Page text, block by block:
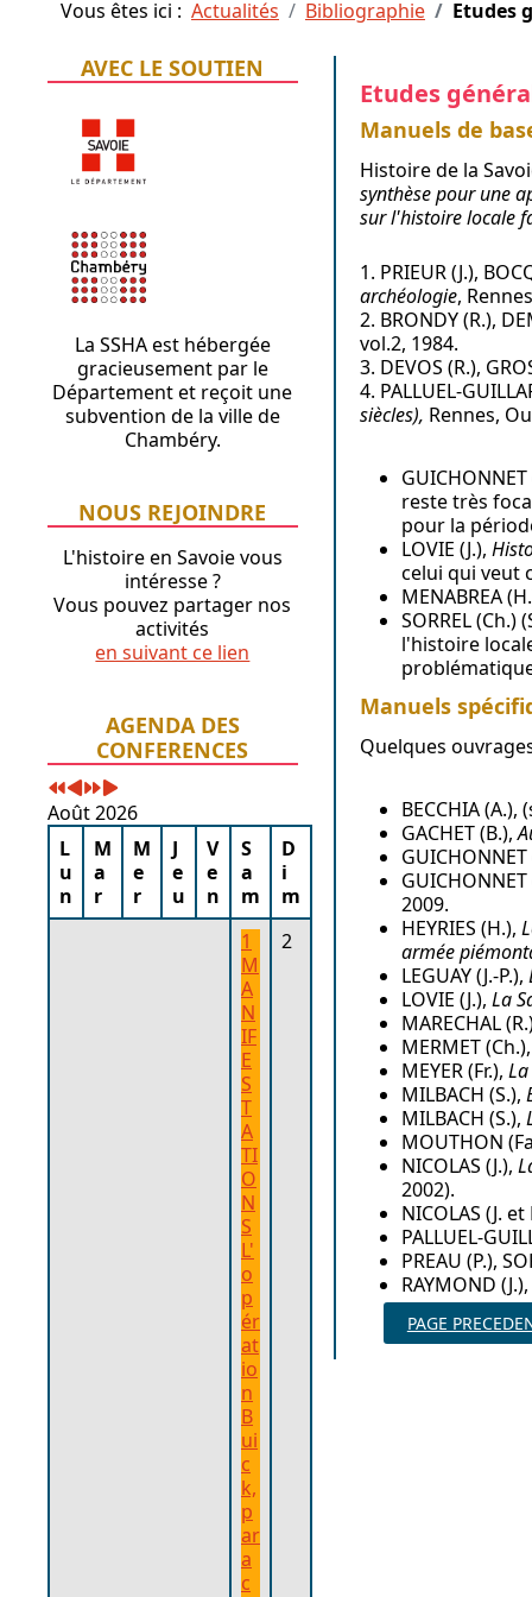
Vous êtes ici : Actualités Bibliographie Etudes
AVEC LE SOUTIEN
La SSHA est hébergée
gracieusement par le
Département et reçoit une
subvention de la ville de
Chambéry.
NOUS REJOINDRE
L'histoire en Savoie vous
intéresse ?
Vous pouvez partager nos
activités
en suivant ce lien
AGENDA DES
CONFERENCES
précédente
précédent
Année
suivante
Mois
suivant
Août 2026
L
u
n
M
a
r
M
e
r
J
e
u
V
e
n
S
a
m
D
i
m
1
M
A
N
IF
E
S
T
A
TI
O
N
S
L'
o
p
ér
at
io
n
B
ui
c
k,
p
ar
a
c
2
Etudes
Manuels de
Histoire de la
synthèse pour une
sur l'histoire locale
1. PRIEUR (J.),
archéologie,
2. BRONDY (R.),
vol.2, 1984.
3. DEVOS (R.),
4. PALLUEL-
siècles), Rennes,
GUICHONNET
reste très
pour la
LOVIE (J.),
celui qui veut
MENABREA
SORREL
l'histoire
Manuels
Quelques
BECCHIA
GACHET (B.),
GUICHONNET
GUICHONNET
2009.
HEYRIES (H.),
armée
LEGUAY (J.-P.),
LOVIE (J.), La
MARECHAL
MERMET (Ch.),
MEYER (Fr.),
MILBACH (S.),
MILBACH (S.),
MOUTHON
NICOLAS (J.),
2002).
NICOLAS (J. et
PALLUEL-
PREAU (P.),
RAYMOND (J.),
PAGE